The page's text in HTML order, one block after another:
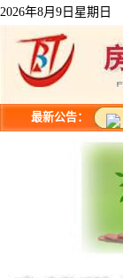
2026年8月9日星期日
最新公告：